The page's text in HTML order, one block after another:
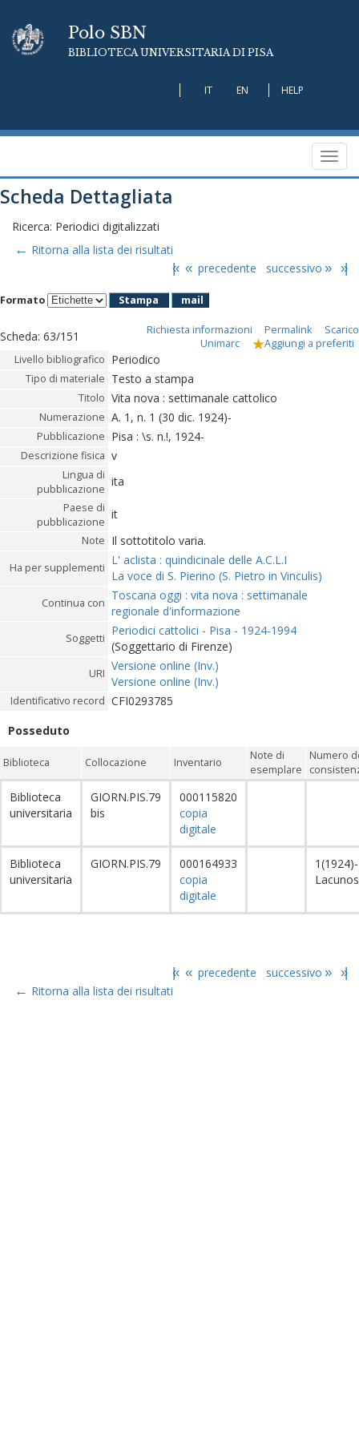
Polo SBN
BIBLIOTECA UNIVERSITARIA DI PISA
IT EN HELP
Scheda Dettagliata
Ricerca: Periodici digitalizzati
← Ritorna alla lista dei risultati
|« « precedente successivo » »|
Formato Stampa mail
Scheda: 63/151 Richiesta informazioni Permalink
Scarico
Unimarc
Aggiungi a preferiti
Livello bibliografico Periodico
Tipo di materiale Testo a stampa
Titolo Vita nova : settimanale cattolico
Numerazione A. 1, n. 1 (30 dic. 1924)-
Pubblicazione Pisa : \s. n.!, 1924-
Descrizione fisica v
Lingua di
pubblicazione
ita
Paese di
pubblicazione
it
Note Il sottotitolo varia.
Ha per supplementi
L' aclista : quindicinale delle A.C.L.I
La voce di S. Pierino (S. Pietro in Vinculis)
Continua con
Toscana oggi : vita nova : settimanale
regionale d'informazione
Soggetti
Periodici cattolici - Pisa - 1924-1994
(Soggettario di Firenze)
URI
Versione online (Inv.)
Versione online (Inv.)
Identificativo record CFI0293785
Posseduto
Biblioteca Collocazione Inventario
Note di
esemplare
Numero
Biblioteca
universitaria
GIORN.PIS.79
bis
000115820
copia
digitale
Biblioteca
universitaria
GIORN.PIS.79
000164933
copia
digitale
|« « precedente successivo » »|
← Ritorna alla lista dei risultati